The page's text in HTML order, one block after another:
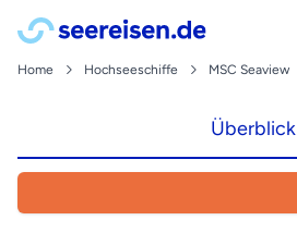
Home Hochseeschiffe MSC Seaview
Überblick